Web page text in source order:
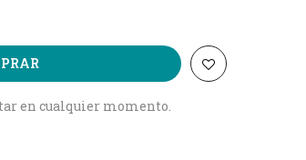
en cualquier momento.